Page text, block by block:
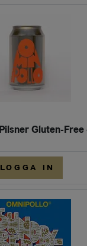
LOGGA IN